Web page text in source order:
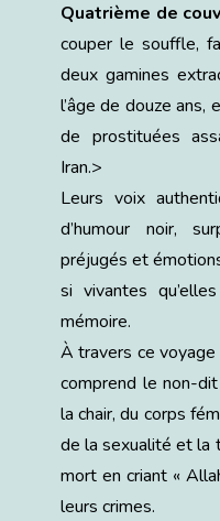
Quatrième de
couper le souffle,
deux gamines
l’âge de douze
de prostituées
Iran.>
Leurs voix
d’humour noir,
préjugés et
si vivantes
mémoire.
À travers ce voyage
comprend le non-
la chair, du corps
de la sexualité et la
mort en criant «
leurs crimes.